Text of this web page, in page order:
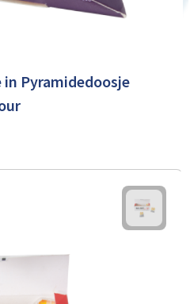
Pyramidedoosje